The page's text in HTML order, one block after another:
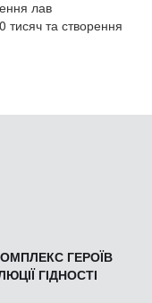
лав
тисяч та створення
ГЕРОЇВ
ГІДНОСТІ